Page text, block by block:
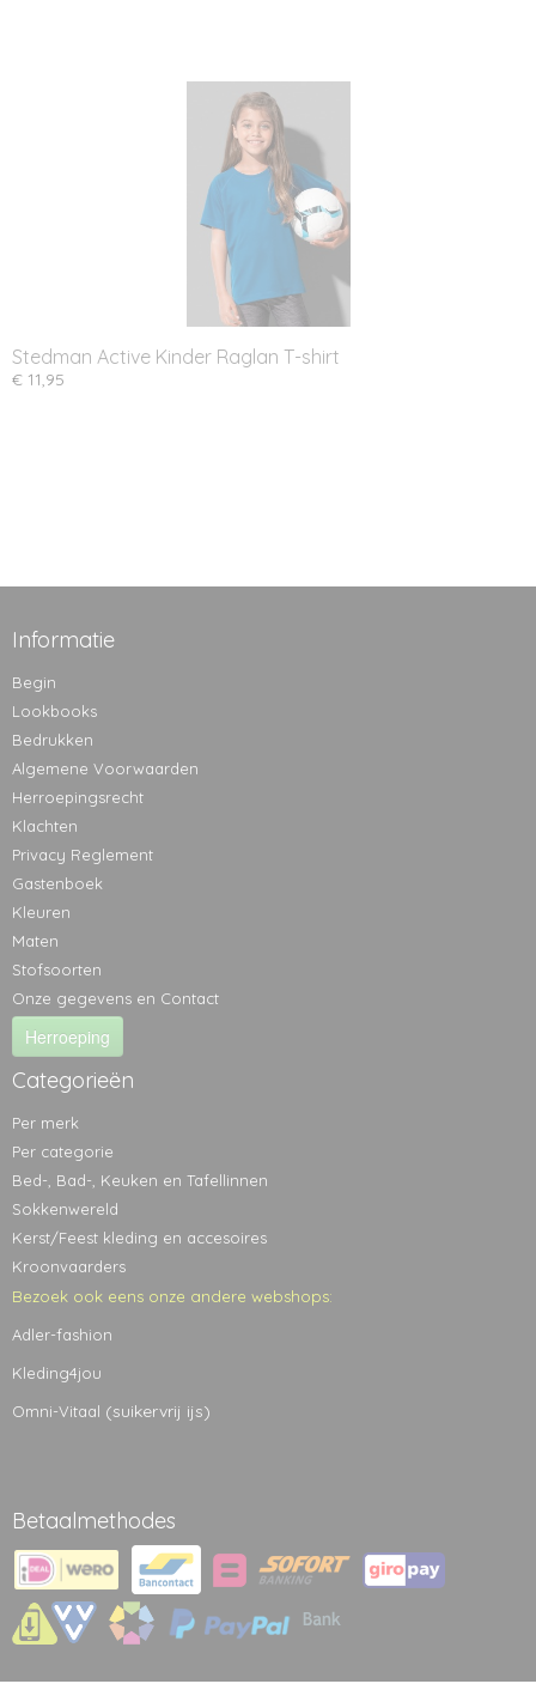
Stedman Active Kinder Raglan T-shirt
€ 11,95
Informatie
Begin
Lookbooks
Bedrukken
Algemene Voorwaarden
Herroepingsrecht
Klachten
Privacy Reglement
Gastenboek
Kleuren
Maten
Stofsoorten
Onze gegevens en Contact
Herroeping
Categorieën
Per merk
Per categorie
Bed-, Bad-, Keuken en Tafellinnen
Sokkenwereld
Kerst/Feest kleding en accesoires
Kroonvaarders
Bezoek ook eens onze andere webshops:
Adler-fashion
Kleding4jou
Omni-Vitaal (suikervrij ijs)
Betaalmethodes